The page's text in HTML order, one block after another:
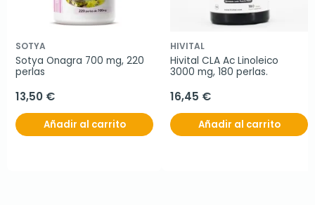
SOTYA
Sotya Onagra 700 mg, 220
perlas
13,50 €
Añadir al carrito
HIVITAL
Hivital CLA Ac Linoleico
3000 mg, 180 perlas.
16,45 €
Añadir al carrito